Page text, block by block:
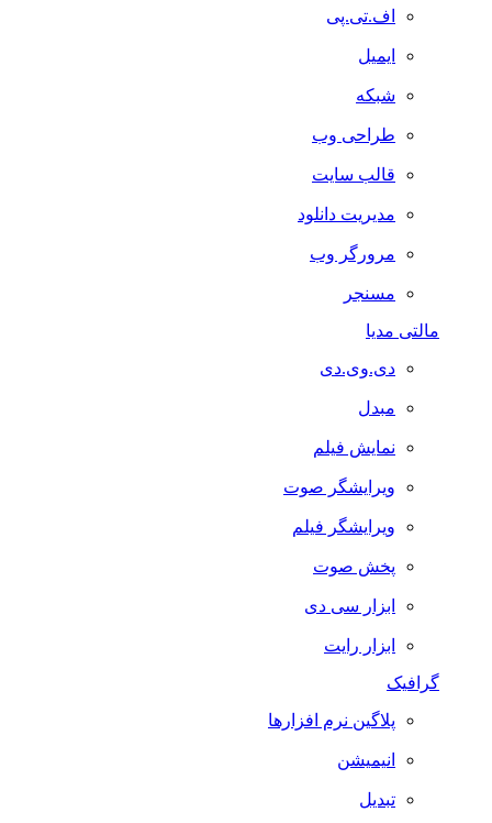
اف.تی.پی
ایمیل
شبکه
طراحی وب
قالب سایت
مدیریت دانلود
مرورگر وب
مسنجر
مالتی مدیا
دی.وی.دی
مبدل
نمایش فیلم
ویرایشگر صوت
ویرایشگر فیلم
پخش صوت
ابزار سی دی
ابزار رایت
گرافیک
پلاگین نرم افزارها
انیمیشن
تبدیل